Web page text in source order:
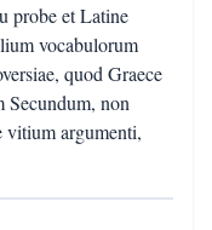
probe et Latine
vocabulorum
quod Graece
non
vitium argumenti,